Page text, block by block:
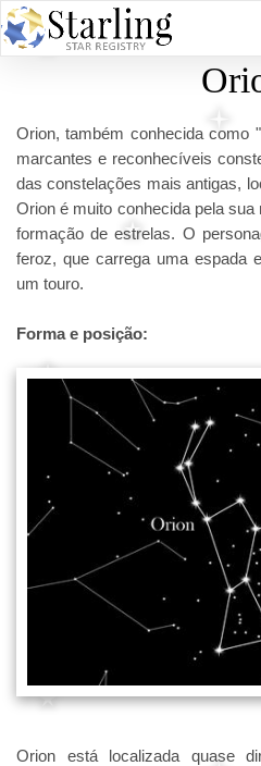
Orion, também conhecida como
marcantes e reconhecíveis
das constelações mais antigas,
Orion é muito conhecida pela sua
formação de estrelas. O
feroz, que carrega uma espada
um touro.
Forma e posição:
Orion está localizada quase